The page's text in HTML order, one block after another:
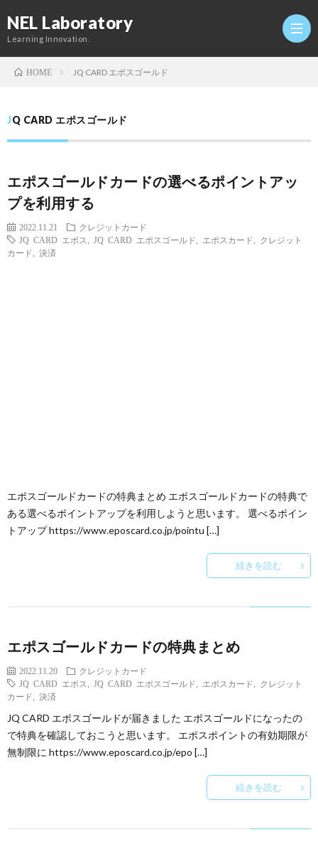
NEL Laboratory
Learning Innovation.
研
HOME JQ CARD エポスゴールド
JQ CARD エポスゴールド
エポスゴールドカードの選べるポイントアッ
プを利用する
2022.11.21
クレジットカード
JQ CARD エポス
JQ CARD エポスゴールド エポスカード
クレジット
カード
決済
エポスゴールドカードの特典まとめ エポスゴールドカードの特典で
ある選べるポイントアップを利用しようと思います。 選べるポイン
トアップ https://www.eposcard.co.jp/pointu […]
続きを読む
エポスゴールドカードの特典まとめ
2022.11.20
クレジットカード
JQ CARD エポス
JQ CARD エポスゴールド エポスカード
クレジット
カード
決済
JQ CARD エポスゴールドが届きました エポスゴールドになったの
で特典を確認しておこうと思います。 エポスポイントの有効期限が
無制限に https://www.eposcard.co.jp/epo […]
続きを読む